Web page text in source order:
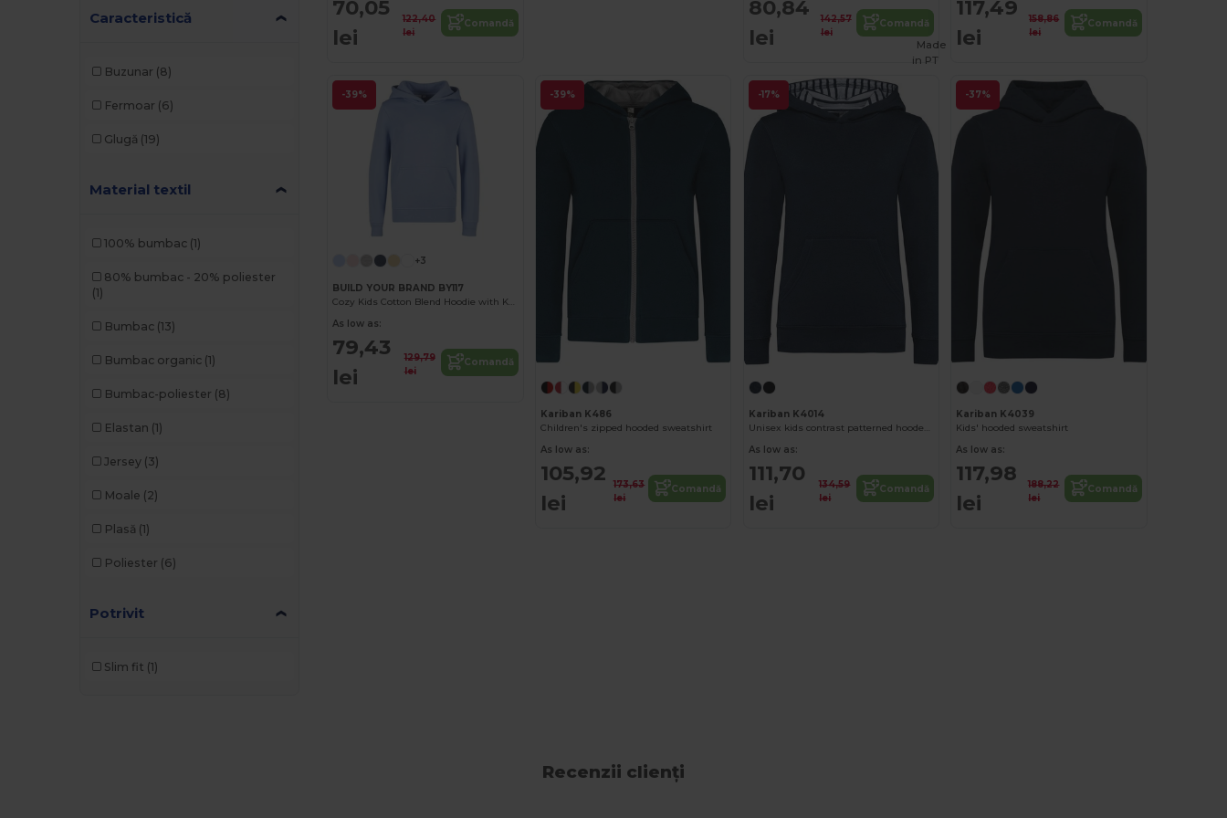
Caracteristică
Buzunar (8)
Fermoar (6)
Glugă (19)
Material textil
100% bumbac (1)
80% bumbac - 20% poliester
(1)
Bumbac (13)
Bumbac organic (1)
Bumbac-poliester (8)
Elastan (1)
Jersey (3)
Moale (2)
Plasă (1)
Poliester (6)
Potrivit
Slim fit (1)
70,05
lei
122,40
lei
Comandă
80,84
lei
142,57
lei
Comandă
117,49
lei
158,86
lei
Comandă
-39%
+3
BUILD YOUR BRAND BY117
Cozy Kids Cotton Blend Hoodie with Kangaroo Pocket
As low as:
79,43
lei
129,79
lei
Comandă
-39%
Kariban K486
Children's zipped hooded sweatshirt
As low as:
105,92
lei
173,63
lei
Comandă
-17%
Kariban K4014
Unisex kids contrast patterned hooded sweatshirt
As low as:
111,70
lei
134,59
lei
Comandă
-37%
Made
in PT
Kariban K4039
Kids' hooded sweatshirt
As low as:
117,98
lei
188,22
lei
Comandă
Recenzii clienți